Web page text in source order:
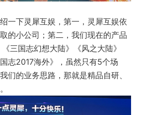
一下灵犀互娱，第一，灵犀互娱依
的小公司；第二，我们现在的产品
三国志幻想大陆》《风之大陆》
志2017海外》，虽然只有5个场
们的业务思路，那就是精品自研、